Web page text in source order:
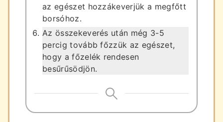
az egészet hozzákeverjük a megfőtt
borsóhoz.
Az összekeverés után még 3-5
percig tovább főzzük az egészet,
hogy a főzelék rendesen
besűrűsödjön.